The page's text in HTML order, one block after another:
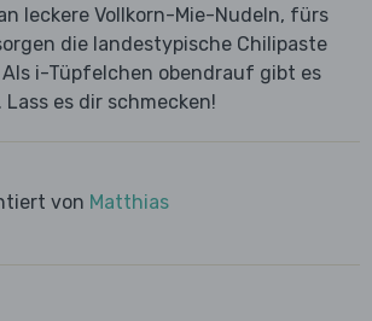
leckere Vollkorn-Mie-Nudeln, fürs
die landestypische Chilipaste
i-Tüpfelchen obendrauf gibt es
Lass es dir schmecken!
von Matthias